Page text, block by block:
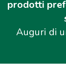
prodotti
Auguri di